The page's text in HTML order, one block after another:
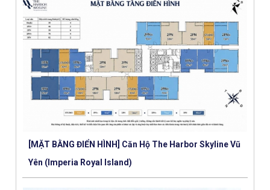
[MẶT BẰNG ĐIỂN HÌNH] Căn Hộ The Harbor Skyline Vũ
Yên (Imperia Royal Island)